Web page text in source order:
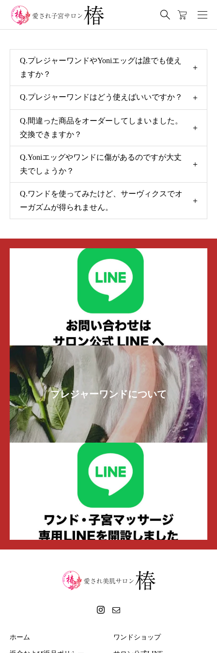
Q.プレジャーワンドやYoniエッグは誰でも使え
ますか？
A：性的な経験のない方から閉経後の女性まで、あ
らゆる年齢の方にお使いいただけます。
ただし、性感染症に罹っている方、不正出血や痒
みのある方、月経の期間は使用を控えてくださ
Q.プレジャーワンドはどう使えばいいですか？
プレジャーワンドは一般的なプレジャートイと同
様膣の中に入れて刺激をします。
膣の入り口から一番奥の子宮頸まででどの部分が
気持ちいいのか、どんな速さ、どんな強さがいい
のか、
ご自身の体と対話しながら一緒に探していく感覚
を持ってみてください。
→ワンドを使った膣開発トレーニング
Q.間違った商品をオーダーしてしまいました。
交換できますか？
A：当店の商品は女性のデリケートな部分にご使用
いただくもののため、欠陥商品を除き、返品や交
換は承っておりません。ご了承ください。
Q.Yoniエッグやワンドに傷があるのですが大丈
夫でしょうか？
A：当店の商品は全て手作りの工芸品と天然石とい
う自然素材でできているため、欠けやヒビ、くぼ
みなどがあるものもございます。二の腕や唇など
ば安心してご使用いただけます。
神経質な方、完璧なものを求める方は当店の商品
は合いませんのでご購入を控えてください。
痛みを感じた場合はご使用にならず、お写真を添
えてご連絡ください。新しいものと交換いたしま
こちらの動画でも欠けがある商品について解説し
ていますのでご参照ください。
Q.ワンドを使ってみたけど、サーヴィクスでオ
ーガズムが得られません。
根気強くマッサージを繰り返し、まず神経細胞を
育てていくところからなのです。
私（店長）自身このプラクティスを始めた時、サ
ーヴィクスがとても硬く緊張していました。
それをほぐすのに何度も膣マッサージをしまし
使い続けることで必ず快感が深まっていきますの
で、簡単お手軽にイクことを望むのではなく、イ
ンナージャーニーとしてのプロセスを楽しんでく
ださい。
オーガズムの感覚の違いと膣内でイクために大切
なことをこちらの動画で解説しています。
膣マッサージにはサーヴィクス・ロータス
プレジャーワンドについて
ホーム ワンドショップ